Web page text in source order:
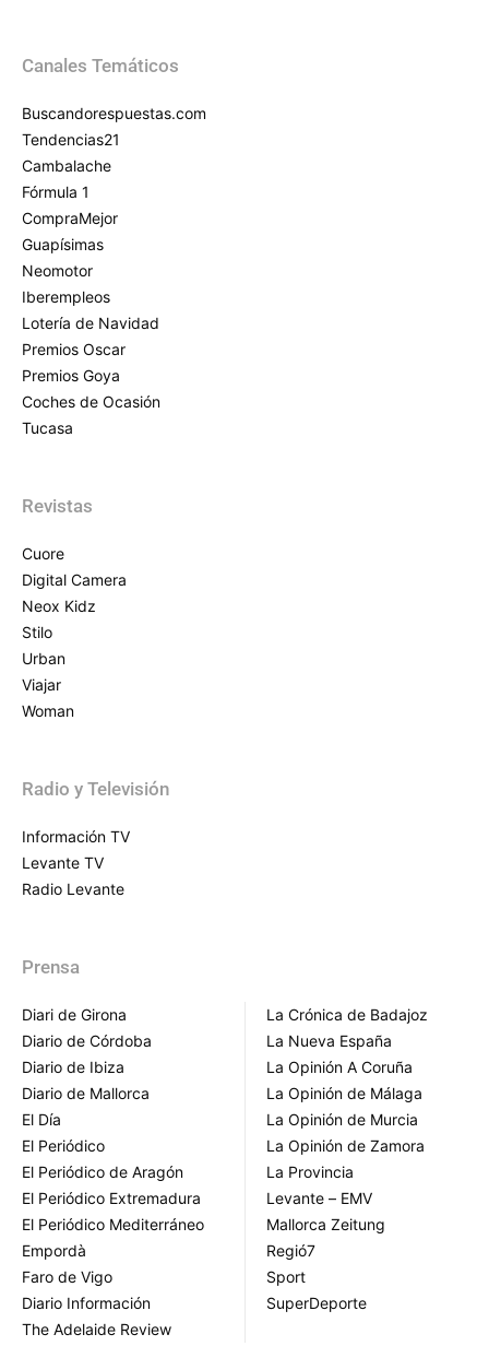
Canales Temáticos
Buscandorespuestas.com
Tendencias21
Cambalache
Fórmula 1
CompraMejor
Guapísimas
Neomotor
Iberempleos
Lotería de Navidad
Premios Oscar
Premios Goya
Coches de Ocasión
Tucasa
Revistas
Cuore
Digital Camera
Neox Kidz
Stilo
Urban
Viajar
Woman
Radio y Televisión
Información TV
Levante TV
Radio Levante
Prensa
Diari de Girona
Diario de Córdoba
Diario de Ibiza
Diario de Mallorca
El Día
El Periódico
El Periódico de Aragón
El Periódico Extremadura
El Periódico Mediterráneo
Empordà
Faro de Vigo
Diario Información
The Adelaide Review
La Crónica de Badajoz
La Nueva España
La Opinión A Coruña
La Opinión de Málaga
La Opinión de Murcia
La Opinión de Zamora
La Provincia
Levante – EMV
Mallorca Zeitung
Regió7
Sport
SuperDeporte